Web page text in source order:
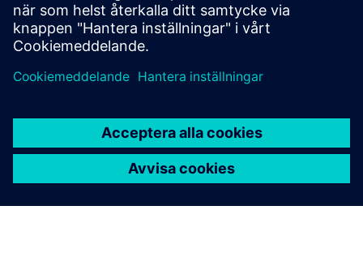
Digitala företagstjänster
avancerad teknik och hållbara digitaliseringslösningar.
Läs mer